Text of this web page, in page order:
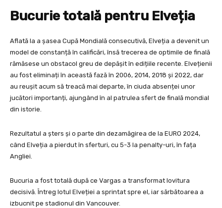
Bucurie totală pentru Elveția
Aflată la a șasea Cupă Mondială consecutivă, Elveția a devenit un
model de constanță în calificări, însă trecerea de optimile de finală
rămăsese un obstacol greu de depășit în edițiile recente. Elvețienii
au fost eliminați în această fază în 2006, 2014, 2018 și 2022, dar
au reușit acum să treacă mai departe, în ciuda absenței unor
jucători importanți, ajungând în al patrulea sfert de finală mondial
din istorie.
Rezultatul a șters și o parte din dezamăgirea de la EURO 2024,
când Elveția a pierdut în sferturi, cu 5-3 la penalty-uri, în fața
Angliei.
Bucuria a fost totală după ce Vargas a transformat lovitura
decisivă. Întreg lotul Elveției a sprintat spre el, iar sărbătoarea a
izbucnit pe stadionul din Vancouver.